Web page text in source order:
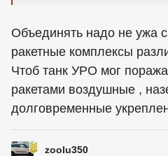
Объединять надо не ужа
ракетные комплексы
Чтоб танк УРО мог
ракетами воздушные ,
долговременные
zoolu350